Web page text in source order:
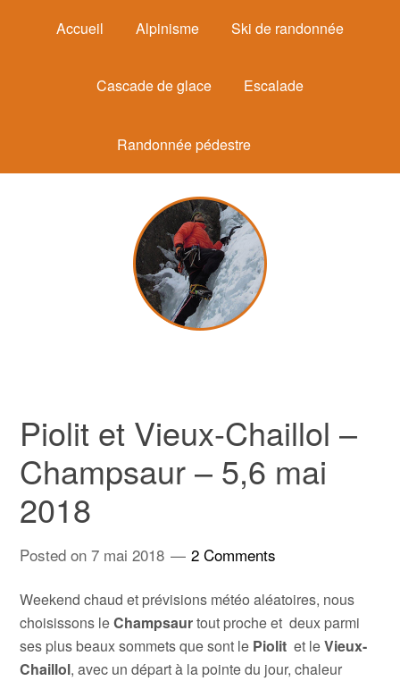
Accueil Alpinisme Ski de randonnée
Cascade de glace Escalade
Randonnée pédestre
Piolit et Vieux-Chaillol –
Champsaur – 5,6 mai
2018
Posted on7 mai 2018 2 Comments
Weekend chaud et prévisions météo aléatoires, nous
choisissons leChampsaurtout proche et deux parmi
ses plus beaux sommets que sont le Piolit et leVieux-
Chaillol, avec un départ à la pointe du jour, chaleur